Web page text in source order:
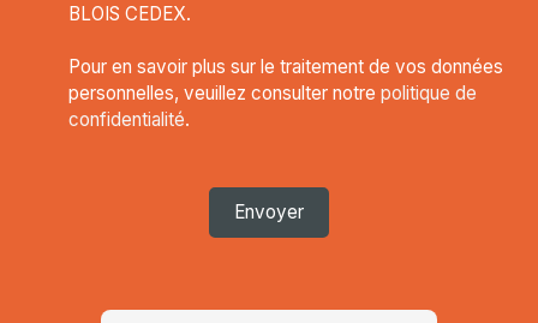
BLOIS CEDEX.
Pour en savoir plus sur le traitement de vos données
personnelles, veuillez consulter notre politique de
confidentialité.
Envoyer